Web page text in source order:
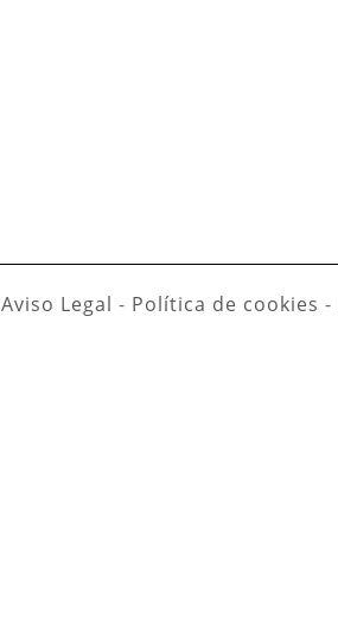
Aviso Legal - Política de cookies -